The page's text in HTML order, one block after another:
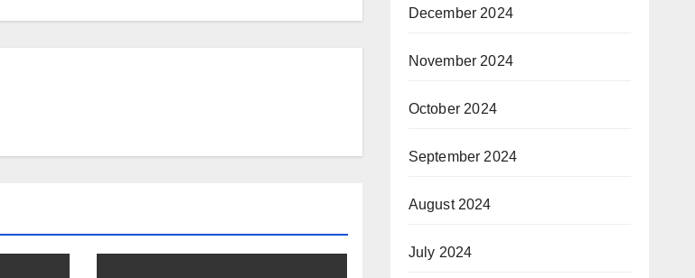
December 2024
November 2024
October 2024
September 2024
August 2024
July 2024